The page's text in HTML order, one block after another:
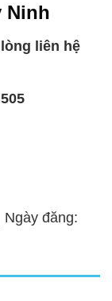
Ninh
liên hệ
đăng: